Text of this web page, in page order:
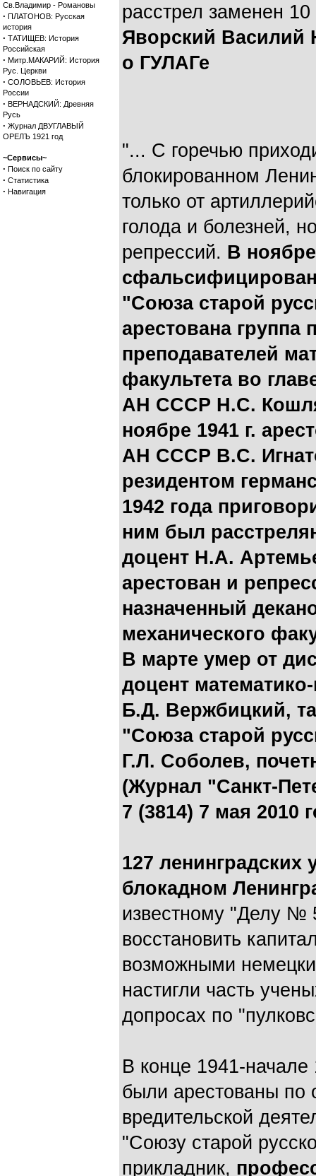
Св.Владимир - Романовы
· ПЛАТОНОВ: Русская
история
· ТАТИЩЕВ: История
Российская
· Митр.МАКАРИЙ: История
Рус. Церкви
· СОЛОВЬЕВ: История
России
· ВЕРНАДСКИЙ: Древняя
Русь
· Журнал ДВУГЛАВЫЙ
ОРЕЛЪ 1921 год
~Сервисы~
· Поиск по сайту
· Статистика
· Навигация
расстрел заменен
Яворский Василий
о ГУЛАГе
"... С горечью
блокированном
только от
голода и болезней,
репрессий. В
"Союза старой
арестована группа
преподавателей
факультета во
АН СССР Н.С.
ноябре 1941 г.
АН СССР В.С.
резидентом
1942 года
ним был
доцент Н.А.
арестован и
назначенный
механического
В марте умер от
доцент
Б.Д. Вержбицкий,
"Союза старой
Г.Л. Соболев,
(Журнал "Санкт-
7 (3814) 7 мая 2010
127
блокадном
известному "Делу №
восстановить
возможными
настигли часть
допросах по
В конце 1941-
были арестованы по
вредительской
"Союзу старой
прикладник,